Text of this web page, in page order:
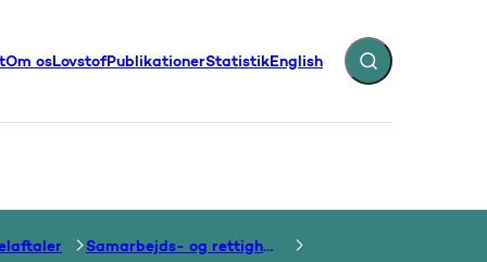
Om osLovstofPublikationerStatistikEnglish Fold søgefelt ud
- Flere links
Samarbejds- og rettighedsaftaler